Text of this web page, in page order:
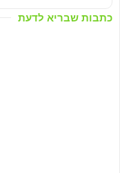
כתבות שבריא לדעת